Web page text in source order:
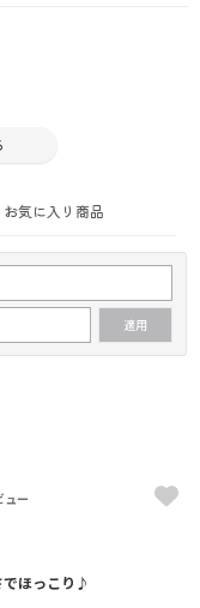
お気に入り商品
ュー
ほっこり♪